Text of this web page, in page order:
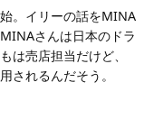
。イリーの話をMINA
さんは日本のドラ
は売店担当だけど、
されるんだそう。